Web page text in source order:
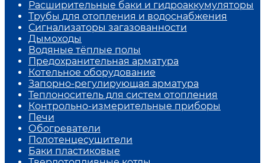
Расширительные баки и гидроаккумуляторы
Трубы для отопления и водоснабжения
Сигнализаторы загазованности
Дымоходы
Водяные тёплые полы
Предохранительная арматура
Котельное оборудование
Запорно-регулирующая арматура
Теплоноситель для систем отопления
Контрольно-измерительные приборы
Печи
Обогреватели
Полотенцесушители
Баки пластиковые